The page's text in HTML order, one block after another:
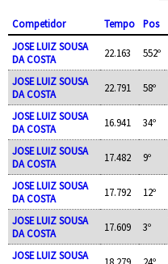
Competidor Tempo Pos
JOSE LUIZ SOUSA
DA COSTA
22.163 552º
JOSE LUIZ SOUSA
DA COSTA
22.791 58º
JOSE LUIZ SOUSA
DA COSTA
16.941 34º
JOSE LUIZ SOUSA
DA COSTA
17.482 9º
JOSE LUIZ SOUSA
DA COSTA
17.792 12º
JOSE LUIZ SOUSA
DA COSTA
17.609 3º
JOSE LUIZ SOUSA
18.279 24º